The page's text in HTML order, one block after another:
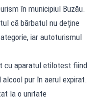
în municipiul Buzău.
că bărbatul nu deține
iar autoturismul
cu aparatul etilotest fiind
pur în aerul expirat.
la o unitate